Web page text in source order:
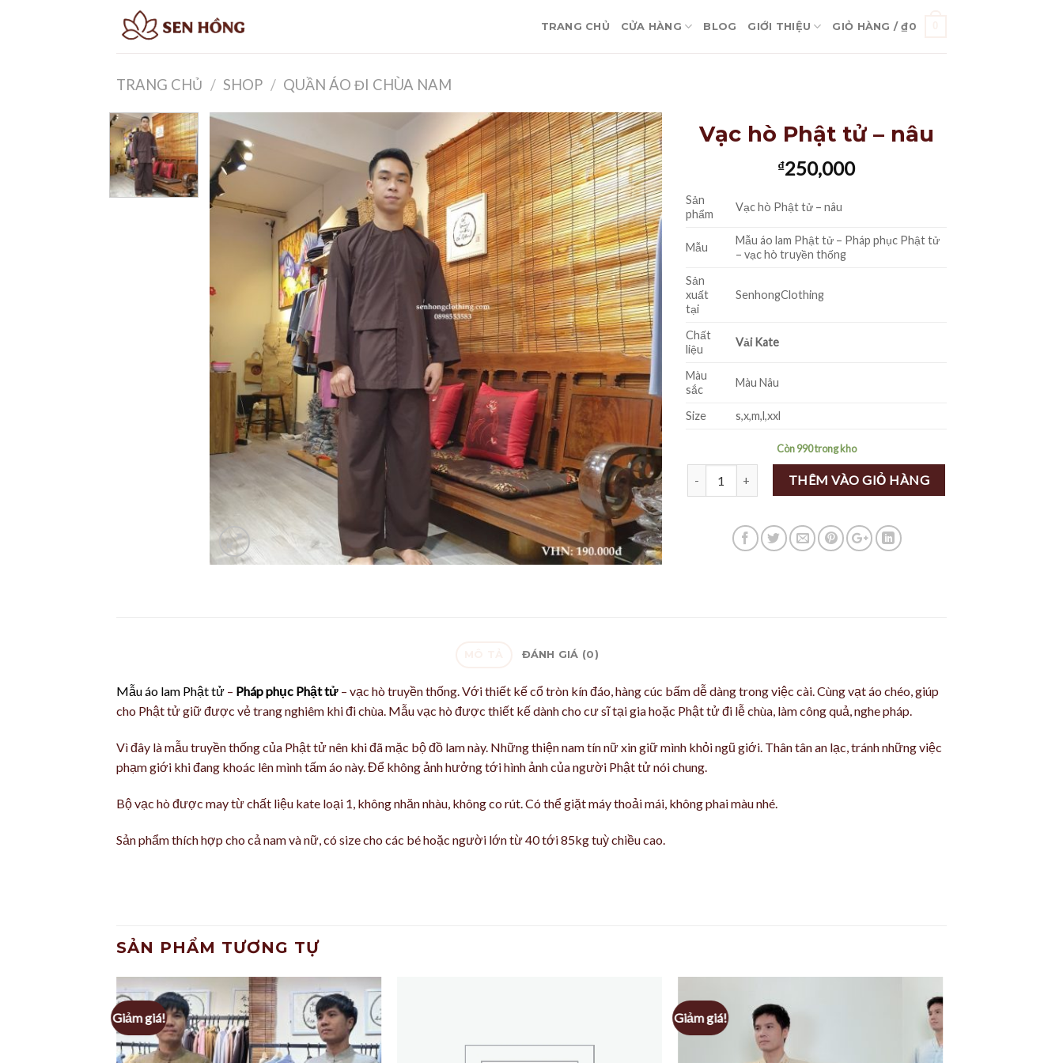
TRANG CHỦ CỬA HÀNG BLOG GIỚI THIỆU GIỎ HÀNG /₫0
TRANG CHỦ / SHOP / QUẦN ÁO ĐI CHÙA NAM
Vạc hò Phật tử – nâu
₫250,000
Sản
phẩm
Vạc hò Phật tử – nâu
Mẫu
Mẫu áo lam Phật tử – Pháp phục Phật tử
– vạc hò truyền thống
Sản
xuất
tại
SenhongClothing
Chất
liệu
Vải Kate
Màu
sắc
Màu Nâu
Size s,x,m,l,xxl
Còn 990 trong kho
THÊM VÀO GIỎ HÀNG
ĐÁNH GIÁ (0)
Mẫu áo lam Phật tử – Pháp phục Phật tử – vạc hò truyền thống. Với thiết kế cổ tròn kín đáo, hàng cúc bấm dễ dàng trong việc cài. Cùng vạt áo chéo, giúp
cho Phật tử giữ được vẻ trang nghiêm khi đi chùa. Mẫu vạc hò được thiết kế dành cho cư sĩ tại gia hoặc Phật tử đi lễ chùa, làm công quả, nghe pháp.
Vì đây là mẫu truyền thống của Phật tử nên khi đã mặc bộ đồ lam này. Những thiện nam tín nữ xin giữ mình khỏi ngũ giới. Thân tân an lạc, tránh những việc
phạm giới khi đang khoác lên mình tấm áo này. Để không ảnh hưởng tới hình ảnh của người Phật tử nói chung.
Bộ vạc hò được may từ chất liệu kate loại 1, không nhăn nhàu, không co rút. Có thể giặt máy thoải mái, không phai màu nhé.
Sản phẩm thích hợp cho cả nam và nữ, có size cho các bé hoặc người lớn từ 40 tới 85kg tuỳ chiều cao.
SẢN PHẨM TƯƠNG TỰ
Giảm giá! Giảm giá!